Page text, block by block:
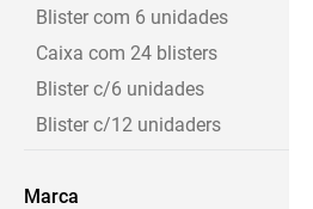
Blister com 6 unidades
Caixa com 24 blisters
Blister c/6 unidades
Blister c/12 unidaders
Marca